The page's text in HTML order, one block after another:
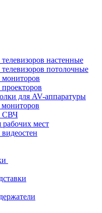
настенные
потолочные
для AV-аппаратуры
СВЧ
мест